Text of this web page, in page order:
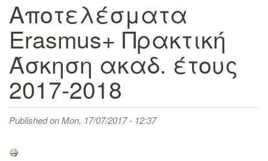
Αποτελέσματα
Erasmus+ Πρακτική
Άσκηση ακαδ. έτους
2017-2018
Published onMon, 17/07/2017 - 12:37